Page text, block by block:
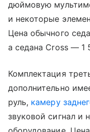
дюймовую
и некоторые
Цена обычного
а седана Cross — 1
Комплектация
дополнительно
руль, камеру
звуковой сигнал и